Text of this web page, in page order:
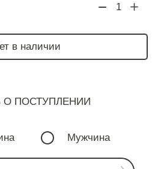
1
в наличии
О ПОСТУПЛЕНИИ
Мужчина